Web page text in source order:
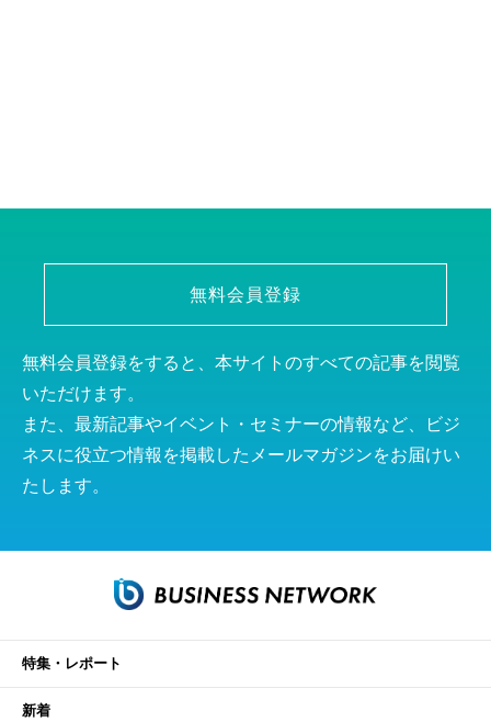
無料会員登録
無料会員登録をすると、本サイトのすべての記事を閲覧
いただけます。
また、最新記事やイベント・セミナーの情報など、ビジ
ネスに役立つ情報を掲載したメールマガジンをお届けい
たします。
特集・レポート
新着